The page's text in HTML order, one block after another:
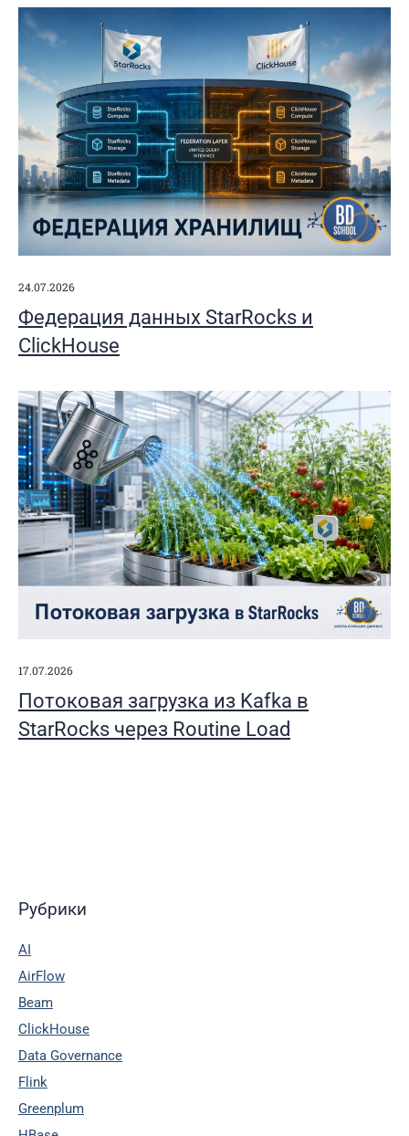
24.07.2026
Федерация данных StarRocks и
ClickHouse
17.07.2026
Потоковая загрузка из Kafka в
StarRocks через Routine Load
Рубрики
AI
AirFlow
Beam
ClickHouse
Data Governance
Flink
Greenplum